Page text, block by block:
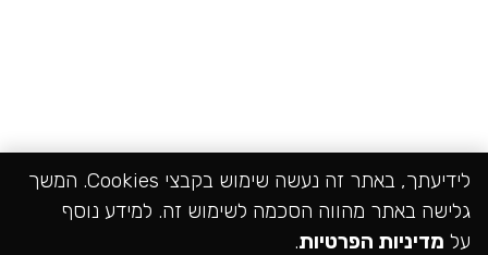
לידיעתך, באתר זה נעשה שימוש בקבצי Cookies. המשך
גלישה באתר מהווה הסכמה לשימוש זה. למידע נוסף
על מדיניות הפרטיות.